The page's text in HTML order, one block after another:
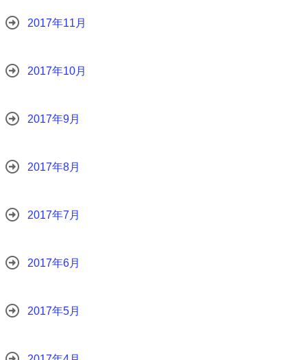
2017年11月
2017年10月
2017年9月
2017年8月
2017年7月
2017年6月
2017年5月